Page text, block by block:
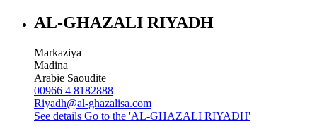
AL-GHAZALI RIYADH
Markaziya
Madina
Arabie Saoudite
00966 4 8182888
Riyadh@al-ghazalisa.com
See details Go to the 'AL-GHAZALI RIYADH'